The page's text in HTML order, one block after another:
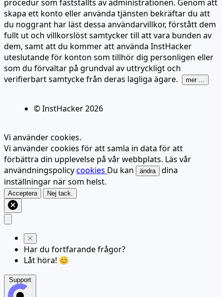
procedur som fastställts av administrationen. Genom att
skapa ett konto eller använda tjänsten bekräftar du att
du noggrant har läst dessa användarvillkor, förstått dem
fullt ut och villkorslöst samtycker till att vara bunden av
dem, samt att du kommer att använda InstHacker
uteslutande för konton som tillhör dig personligen eller
som du förvaltar på grundval av uttryckligt och
verifierbart samtycke från deras lagliga ägare.
mer ...
© InstHacker2026
Vi använder cookies.
Vi använder cookies för att samla in data för att
förbättra din upplevelse på vår webbplats. Läs vår
användningspolicycookies Du kan ändra
dina
inställningar när som helst.
Acceptera Nej tack.
Har du fortfarande frågor?
Låt höra! 😊
Support